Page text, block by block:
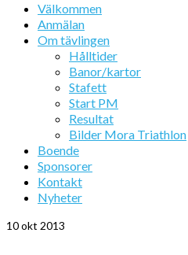
Välkommen
Anmälan
Om tävlingen
Hålltider
Banor/kartor
Stafett
Start PM
Resultat
Bilder Mora Triathlon
Boende
Sponsorer
Kontakt
Nyheter
10okt 2013